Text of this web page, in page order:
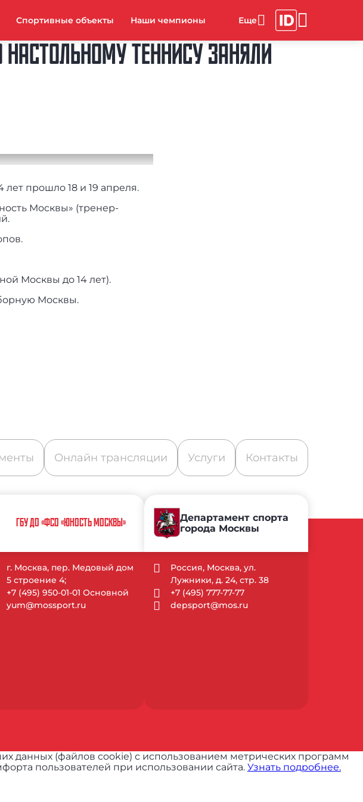
Спортивные объекты Наши чемпионы
ТЕННИСУ ЗАНЯЛИ
прошло 18 и 19 апреля.
Москвы» (тренер-
Москвы до 14 лет).
Москвы.
Онлайн трансляции Услуги Контакты
ГБУ ДО «ФСО «ЮНОСТЬ МОСКВЫ»
г. Москва, пер. Медовый дом
5 строение 4;
+7 (495) 950-01-01 Основной
yum@mossport.ru
Департамент спорта
города Москвы
Россия, Москва, ул.
Лужники, д. 24, стр. 38
+7 (495) 777-77-77
depsport@mos.ru
данных (файлов cookie) с использованием метрических программ
пользователей при использовании сайта. Узнать подробнее.